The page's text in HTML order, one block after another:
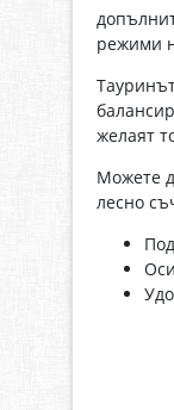
режими
желаят
Можете
лесно